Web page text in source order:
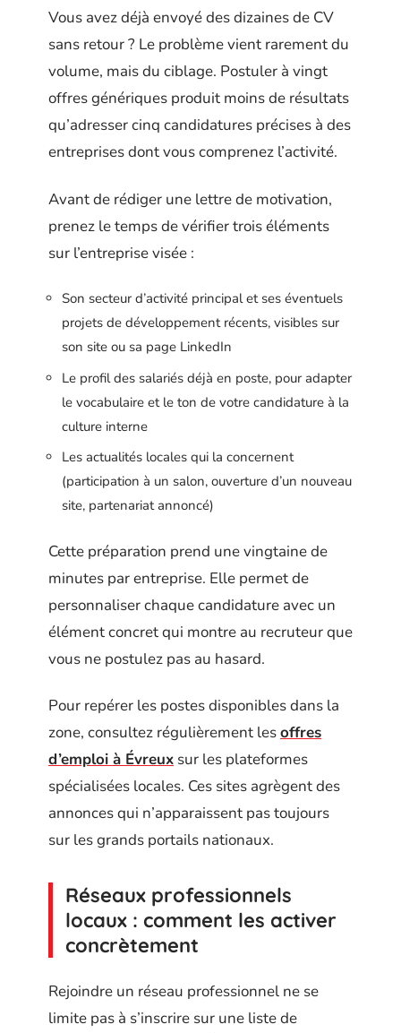
Vous avez déjà envoyé des dizaines de CV
sans retour ? Le problème vient rarement du
volume, mais du ciblage. Postuler à vingt
offres génériques produit moins de résultats
qu’adresser cinq candidatures précises à des
entreprises dont vous comprenez l’activité.
Avant de rédiger une lettre de motivation,
prenez le temps de vérifier trois éléments
sur l’entreprise visée :
Son secteur d’activité principal et ses éventuels
projets de développement récents, visibles sur
son site ou sa page LinkedIn
Le profil des salariés déjà en poste, pour adapter
le vocabulaire et le ton de votre candidature à la
culture interne
Les actualités locales qui la concernent
(participation à un salon, ouverture d’un nouveau
site, partenariat annoncé)
Cette préparation prend une vingtaine de
minutes par entreprise. Elle permet de
personnaliser chaque candidature avec un
élément concret qui montre au recruteur que
vous ne postulez pas au hasard.
Pour repérer les postes disponibles dans la
zone, consultez régulièrement lesoffres
d’emploi à Évreux sur les plateformes
spécialisées locales. Ces sites agrègent des
annonces qui n’apparaissent pas toujours
sur les grands portails nationaux.
Réseaux professionnels
locaux : comment les activer
concrètement
Rejoindre un réseau professionnel ne se
limite pas à s’inscrire sur une liste de